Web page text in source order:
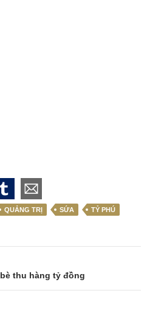
QUẢNG TRỊ SỨA TỶ PHÚ
thu hàng tỷ đồng